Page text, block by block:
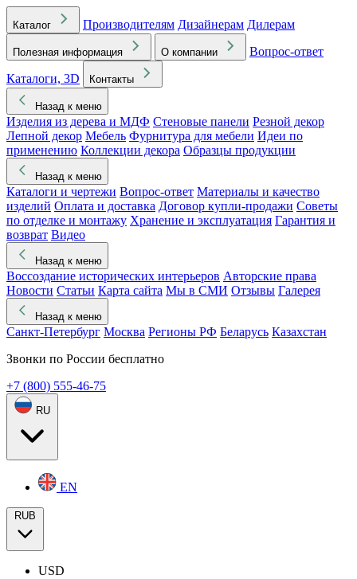
Каталог Производителям Дизайнерам Дилерам
Полезная информация О компании
Вопрос-ответ
Каталоги, 3D
Контакты
Назад к меню
Изделия из дерева и МДФ Стеновые панели Резной декор
Лепной декор Мебель Фурнитура для мебели Идеи по
применению Коллекции декора Образцы продукции
Назад к меню
Каталоги и чертежи Вопрос-ответ Материалы и качество
изделий Оплата и доставка Договор купли-продажи Советы
по отделке и монтажу Хранение и эксплуатация Гарантия и
возврат Видео
Назад к меню
Воссоздание исторических интерьеров Авторские права
Новости Статьи Карта сайта Мы в СМИ Отзывы Галерея
Назад к меню
Санкт-Петербург Москва Регионы РФ Беларусь Казахстан
Звонки по России бесплатно
+7 (800) 555-46-75
RU
EN
RUB
USD